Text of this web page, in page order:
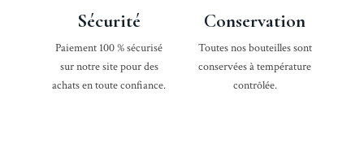
Sécurité
Paiement 100 % sécurisé
sur notre site pour des
achats en toute confiance.
Conservation
Toutes nos bouteilles sont
conservées à température
contrôlée.